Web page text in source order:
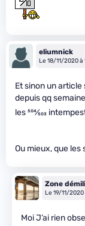
eliumnick
Le 18/11/2020 à
Et sinon un
depuis qq
les504⁄503
Ou mieux, que les
Zone
Le 19/11/
Moi J’ai rien